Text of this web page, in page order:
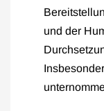
und der